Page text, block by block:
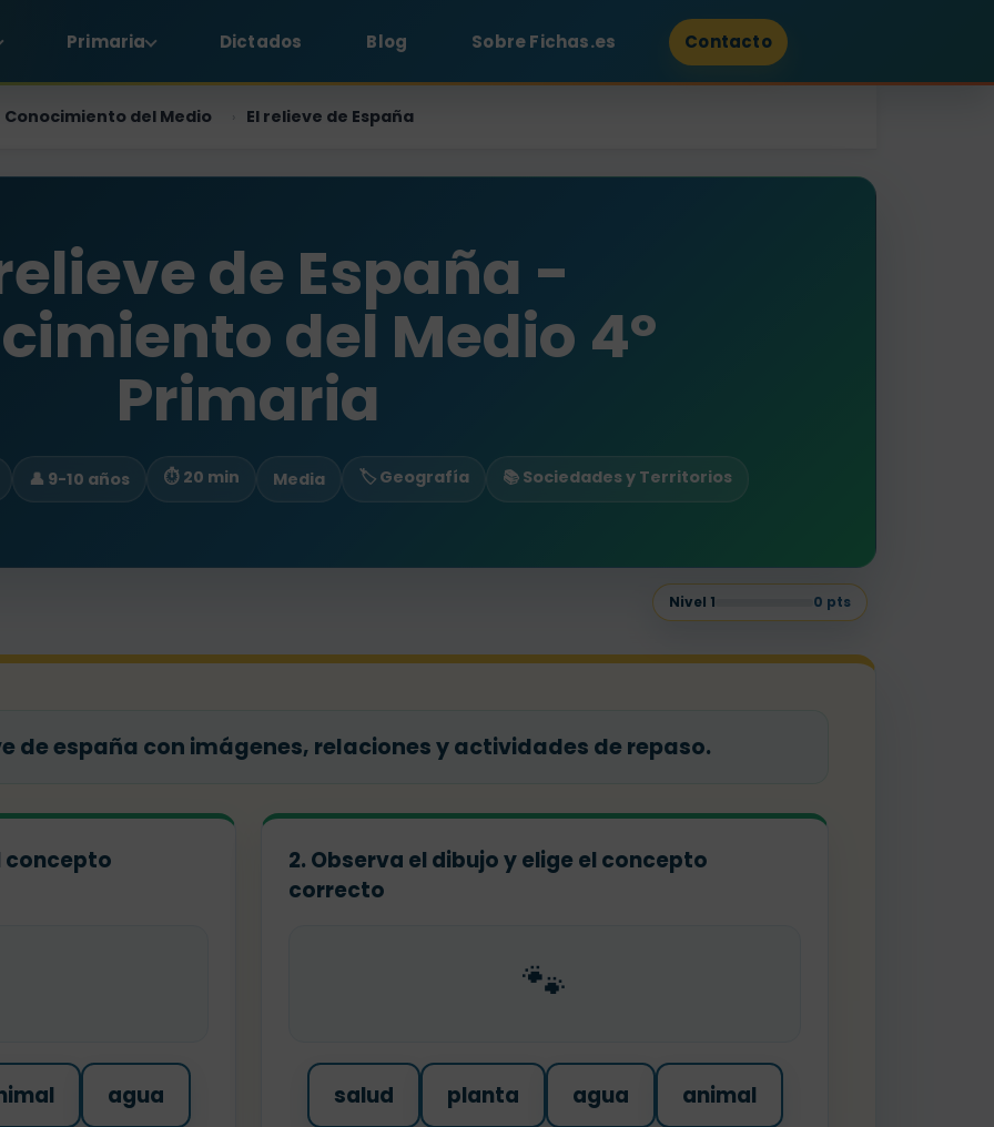
Primaria Dictados Blog Sobre Fichas.es Contacto
Conocimiento del Medio › El relieve de España
de España -
del Medio 4º
Primaria
👤 9-10 años ⏱ 20 min Media 🏷️ Geografía 📚 Sociedades y Territorios
Nivel 1 0 pts
de españa con imágenes, relaciones y actividades de repaso.
concepto
agua
2. Observa el dibujo y elige el concepto
correcto
🐾
salud planta agua animal